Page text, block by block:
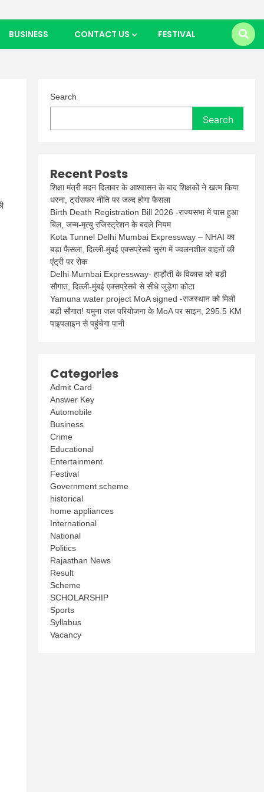
BUSINESS CONTACT US FESTIVAL
Search
Search
Recent Posts
शिक्षा मंत्री मदन दिलावर के आश्वासन के बाद शिक्षकों ने खत्म किया
धरना, ट्रांसफर नीति पर जल्द होगा फैसला
Birth Death Registration Bill 2026 -राज्यसभा में पास हुआ
बिल, जन्म-मृत्यु रजिस्ट्रेशन के बदले नियम
Kota Tunnel Delhi Mumbai Expressway – NHAI का
बड़ा फैसला, दिल्ली-मुंबई एक्सप्रेसवे सुरंग में ज्वलनशील वाहनों की
एंट्री पर रोक
Delhi Mumbai Expressway- हाड़ौती के विकास को बड़ी
सौगात, दिल्ली-मुंबई एक्सप्रेसवे से सीधे जुड़ेगा कोटा
Yamuna water project MoA signed -राजस्थान को मिली
बड़ी सौगात! यमुना जल परियोजना के MoA पर साइन, 295.5 KM
पाइपलाइन से पहुंचेगा पानी
Categories
Admit Card
Answer Key
Automobile
Business
Crime
Educational
Entertainment
Festival
Government scheme
historical
home appliances
International
National
Politics
Rajasthan News
Result
Scheme
SCHOLARSHIP
Sports
Syllabus
Vacancy